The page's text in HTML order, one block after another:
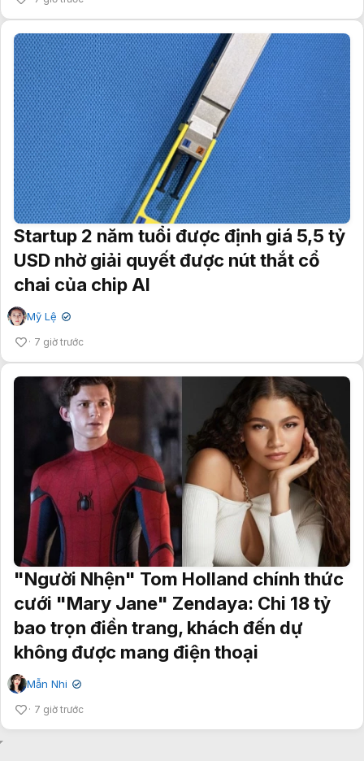
Startup 2 năm tuổi được định giá 5,5 tỷ
USD nhờ giải quyết được nút thắt cổ
chai của chip AI
Mỹ Lệ ✔
7 giờ trước
"Người Nhện" Tom Holland chính thức
cưới "Mary Jane" Zendaya: Chi 18 tỷ
bao trọn điền trang, khách đến dự
không được mang điện thoại
Mẫn Nhi ✔
7 giờ trước